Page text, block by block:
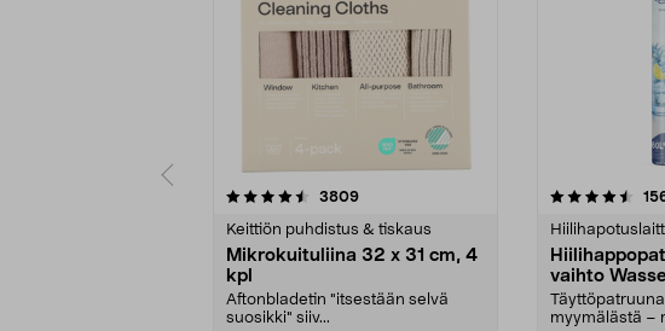
3809arvostelut
Keittiön puhdistus & tiskaus
Mikrokuituliina 32 x 31 cm, 4
kpl
Aftonbladetin "itsestään selvä
suosikki" siiv...
4.5viidestä
vaihto
myymälästä –